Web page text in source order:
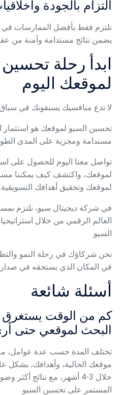
التزام بالجودة
نلتزم فقط بأفضل الممارسات في
يضمن نتائج مستدامة وآمنة من
ابدأ رحلة
لموقعك اليوم
لا تدع منافسيك يسبقونك في
تحسين السيو لموقعك هو استثمار
مستدامة ومجزية على المدى
تواصل معنا اليوم للحصول على
لموقعك، واكتشف كيف يمكننا
لموقعك وتحقيق أهدافك التسويقية.
في شركة ديجيتال سيو، نلتزم
العالم الرقمي من خلال
السيو.
نحن شركاؤك في رحلة النمو
في المكان الذي يستحقه في صدارة
أسئلة شائعة
كم من الوقت
البحث لموقعي حتى
تختلف المدة حسب عدة عوامل،
موقعك الحالية، وأهدافك، بشكل
المستمر على تحسين السيو.